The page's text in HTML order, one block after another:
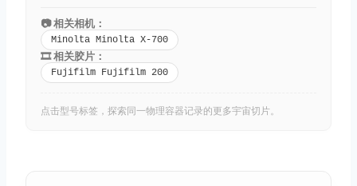
📷 相关相机：
Minolta Minolta X-700
🎞️ 相关胶片：
Fujifilm Fujifilm 200
点击型号标签，探索同一物理容器记录的更多宇宙切片。